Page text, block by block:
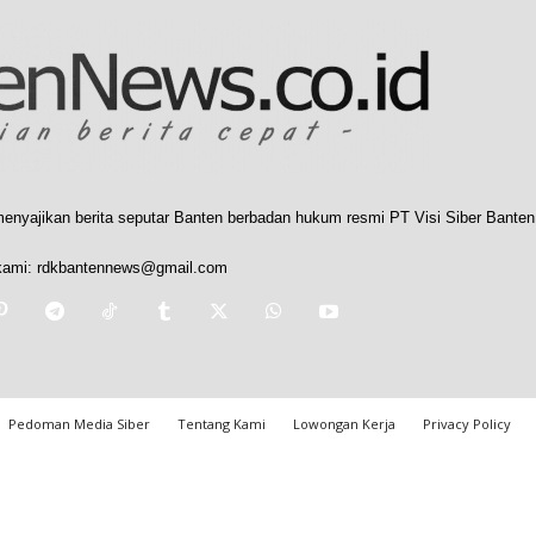
berita seputar Banten berbadan hukum resmi PT Visi Siber Banten
rdkbantennews@gmail.com
Pedoman Media Siber Tentang Kami Lowongan Kerja Privacy Policy